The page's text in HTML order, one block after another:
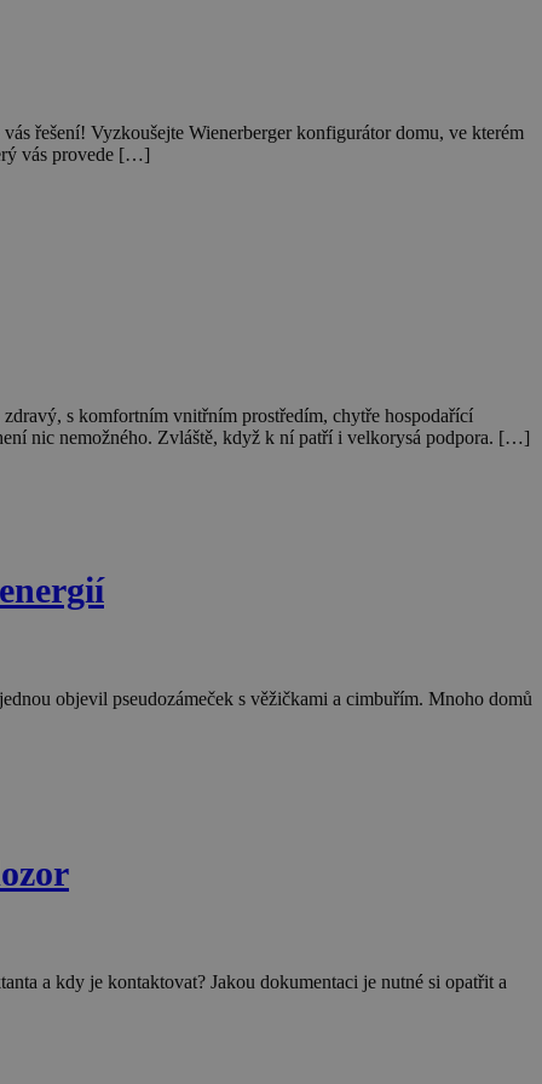
řešení! Vyzkoušejte Wienerberger konfigurátor domu, ve kterém
vás provede […]
s komfortním vnitřním prostředím, chytře hospodařící
nic nemožného. Zvláště, když k ní patří i velkorysá podpora. […]
objevil pseudozámeček s věžičkami a cimbuřím. Mnoho domů
a kdy je kontaktovat? Jakou dokumentaci je nutné si opatřit a
stavu
na stránku na
a kampaních
relace.
je nabízení cen